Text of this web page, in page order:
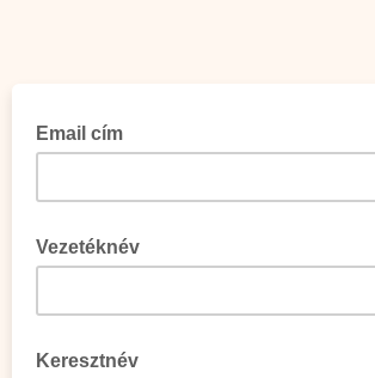
Email cím
Vezetéknév
Keresztnév